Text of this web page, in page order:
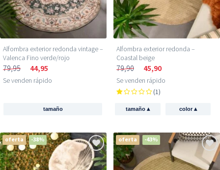
Alfombra exterior redonda vintage –
Valenca Fino verde/rojo
79,95 44,95
Se venden rápido
tamaño
Alfombra exterior redonda –
Coastal beige
79,90 45,90
Se venden rápido
(1)
tamaño ▴ color▴
oferta -38% oferta -43%